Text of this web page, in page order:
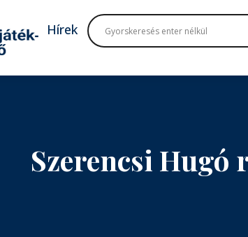
Hírek
Szerencsi Hugó